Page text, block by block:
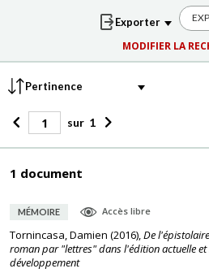
MODIFIER LA
sur 1
1 document
MÉMOIRE Accès libre
Tornincasa, Damien (2016),De
roman par "lettres" dans l'édition actuelle
développement